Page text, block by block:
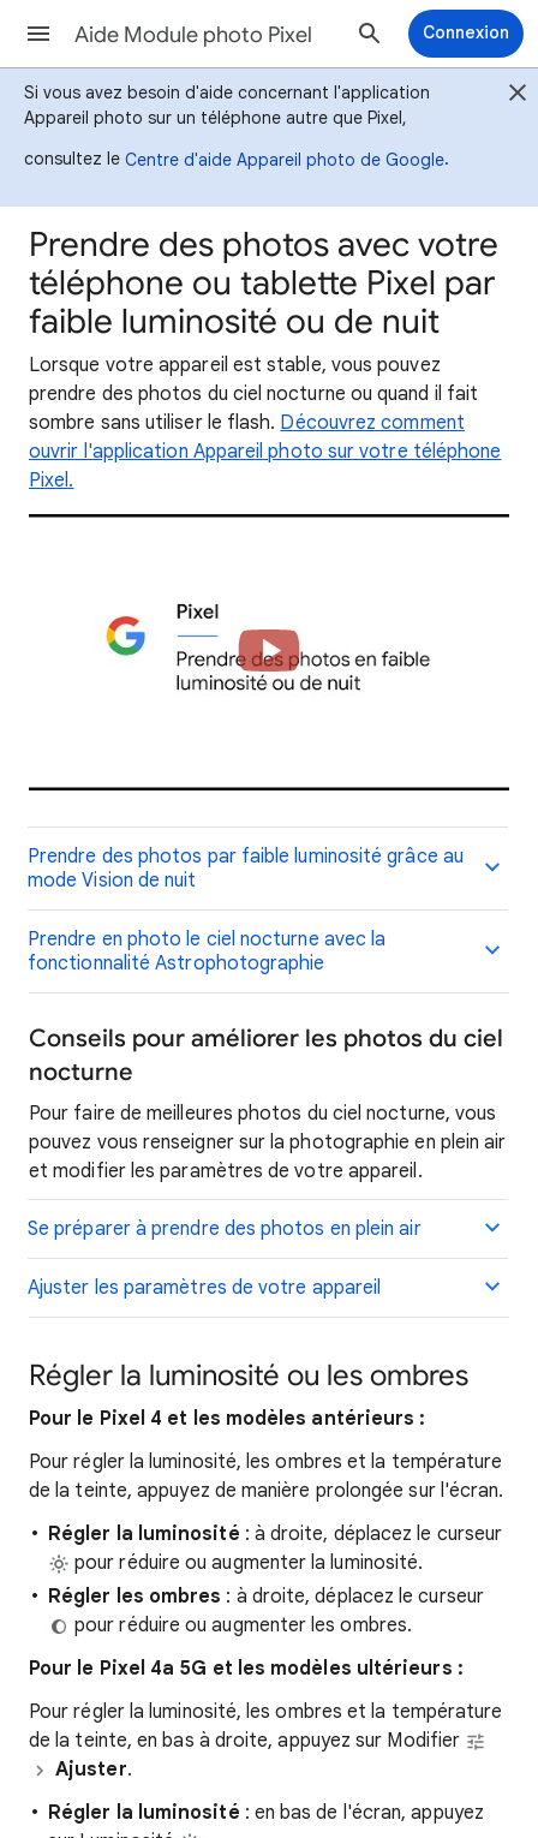
Aide Module photo Pixel Connexion
Si vous avez besoin d'aide concernant l'application
Appareil photo sur un téléphone autre que Pixel,
consultez le Centre d'aide Appareil photo de Google.
Prendre des photos avec votre
téléphone ou tablette Pixel par
faible luminosité ou de nuit
Lorsque votre appareil est stable, vous pouvez
prendre des photos du ciel nocturne ou quand il fait
sombre sans utiliser le flash. Découvrez comment
ouvrir l'application Appareil photo sur votre téléphone
Pixel.
Prendre des photos par faible luminosité grâce au
mode Vision de nuit
Prendre en photo le ciel nocturne avec la
fonctionnalité Astrophotographie
Conseils pour améliorer les photos du ciel
nocturne
Pour faire de meilleures photos du ciel nocturne, vous
pouvez vous renseigner sur la photographie en plein air
et modifier les paramètres de votre appareil.
Se préparer à prendre des photos en plein air
Ajuster les paramètres de votre appareil
Régler la luminosité ou les ombres
Pour le Pixel 4 et les modèles antérieurs :
Pour régler la luminosité, les ombres et la température
de la teinte, appuyez de manière prolongée sur l'écran.
Régler la luminosité : à droite, déplacez le curseur
pour réduire ou augmenter la luminosité.
Régler les ombres : à droite, déplacez le curseur
pour réduire ou augmenter les ombres.
Pour le Pixel 4a 5G et les modèles ultérieurs :
Pour régler la luminosité, les ombres et la température
de la teinte, en bas à droite, appuyez sur Modifier
Ajuster.
Régler la luminosité : en bas de l'écran, appuyez